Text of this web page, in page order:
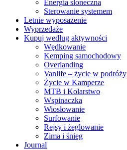
Energia sloneczna
Sterowanie systemem
Letnie wyposażenie
Wyprzedaże
Kupuj według aktywności
Wędkowanie
Kemping samochodowy
Overlanding
Vanlife – życie w podróży
Życie w Kamperze
MTB i Kolarstwo
Wspinaczka
Wiosłowanie
Surfowanie
Rejsy i żeglowanie
Zima i śnieg
Journal